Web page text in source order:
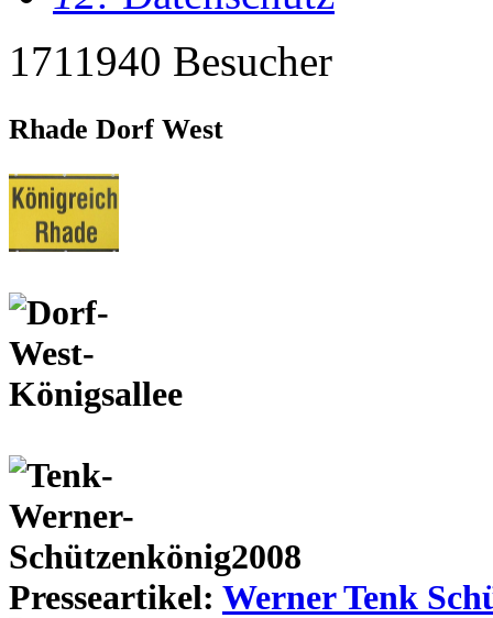
1711940 Besucher
Rhade Dorf West
Presseartikel: Werner Tenk